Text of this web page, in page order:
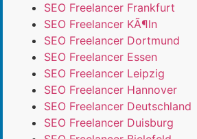
SEO Freelancer Frankfurt
SEO Freelancer KÃ¶ln
SEO Freelancer Dortmund
SEO Freelancer Essen
SEO Freelancer Leipzig
SEO Freelancer Hannover
SEO Freelancer Deutschland
SEO Freelancer Duisburg